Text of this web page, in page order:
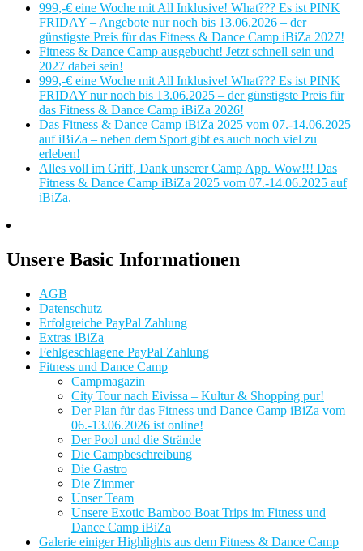
999,-€ eine Woche mit All Inklusive! What??? Es ist PINK
FRIDAY – Angebote nur noch bis 13.06.2026 – der
günstigste Preis für das Fitness & Dance Camp iBiZa 2027!
Fitness & Dance Camp ausgebucht! Jetzt schnell sein und
2027 dabei sein!
999,-€ eine Woche mit All Inklusive! What??? Es ist PINK
FRIDAY nur noch bis 13.06.2025 – der günstigste Preis für
das Fitness & Dance Camp iBiZa 2026!
Das Fitness & Dance Camp iBiZa 2025 vom 07.-14.06.2025
auf iBiZa – neben dem Sport gibt es auch noch viel zu
erleben!
Alles voll im Griff, Dank unserer Camp App. Wow!!! Das
Fitness & Dance Camp iBiZa 2025 vom 07.-14.06.2025 auf
iBiZa.
Unsere Basic Informationen
AGB
Datenschutz
Erfolgreiche PayPal Zahlung
Extras iBiZa
Fehlgeschlagene PayPal Zahlung
Fitness und Dance Camp
Campmagazin
City Tour nach Eivissa – Kultur & Shopping pur!
Der Plan für das Fitness und Dance Camp iBiZa vom
06.-13.06.2026 ist online!
Der Pool und die Strände
Die Campbeschreibung
Die Gastro
Die Zimmer
Unser Team
Unsere Exotic Bamboo Boat Trips im Fitness und
Dance Camp iBiZa
Galerie einiger Highlights aus dem Fitness & Dance Camp